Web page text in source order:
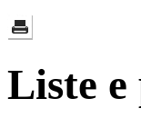
Liste e